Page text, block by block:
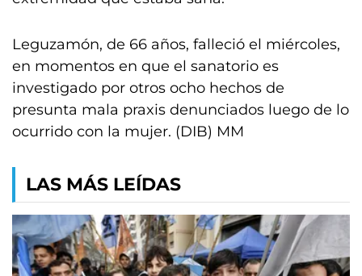
Leguzamón, de 66 años, falleció el miércoles,
en momentos en que el sanatorio es
investigado por otros ocho hechos de
presunta mala praxis denunciados luego de lo
ocurrido con la mujer. (DIB) MM
LAS MÁS LEÍDAS